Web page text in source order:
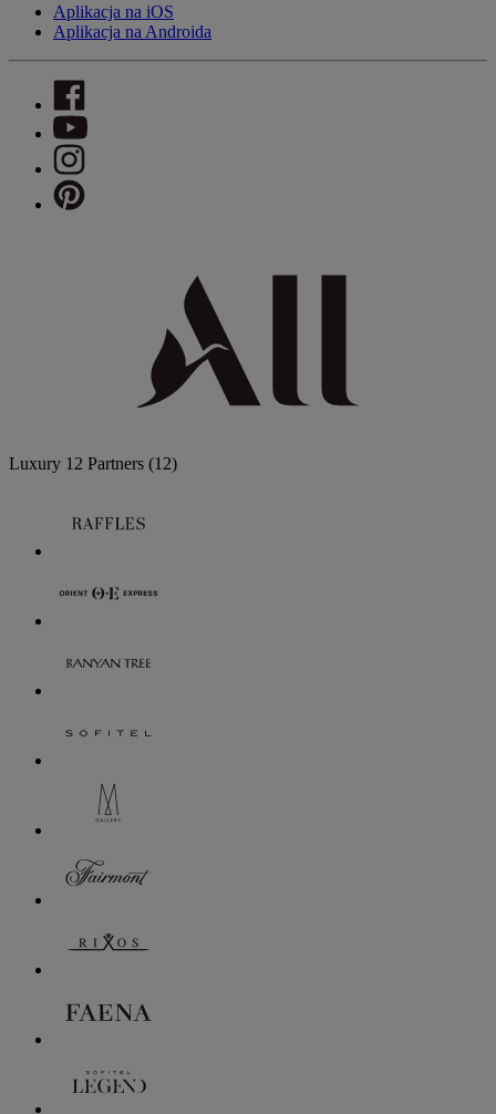
Aplikacja na iOS
Aplikacja na Androida
Luxury 12 Partners (12)